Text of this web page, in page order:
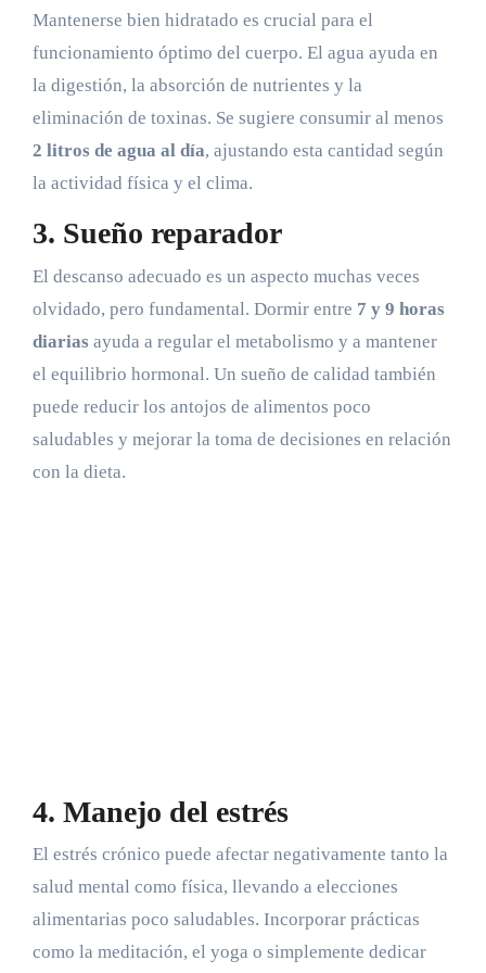
Mantenerse bien hidratado es crucial para el
funcionamiento óptimo del cuerpo. El agua ayuda en
la digestión, la absorción de nutrientes y la
eliminación de toxinas. Se sugiere consumir al menos
2 litros de agua al día, ajustando esta cantidad según
la actividad física y el clima.
3. Sueño reparador
El descanso adecuado es un aspecto muchas veces
olvidado, pero fundamental. Dormir entre 7 y 9 horas
diarias ayuda a regular el metabolismo y a mantener
el equilibrio hormonal. Un sueño de calidad también
puede reducir los antojos de alimentos poco
saludables y mejorar la toma de decisiones en relación
con la dieta.
4. Manejo del estrés
El estrés crónico puede afectar negativamente tanto la
salud mental como física, llevando a elecciones
alimentarias poco saludables. Incorporar prácticas
como la meditación, el yoga o simplemente dedicar